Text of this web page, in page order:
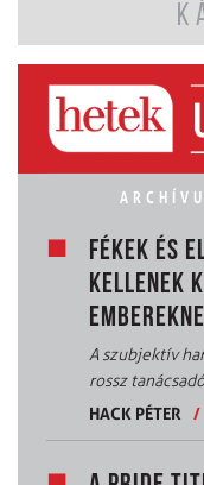
FÉKEK ÉS
KELLENEK
A szubjektív
rossz
HACK PÉTER
/